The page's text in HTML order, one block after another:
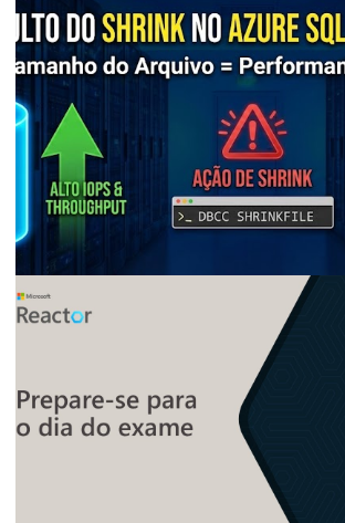
AZURE SQL DATABASE BANCO DE DADOS
Azure SQL Database Firewall
configurar as regras a nível
de banco de dados
28 de dezembro de 2025 5 min de leitura
AZURE SQL DATABASE BANCO DE DADOS
Azure SQL Managed Instance
Por que o Shrink pode
performance
28 de dezembro de 2025 5 min de leitura